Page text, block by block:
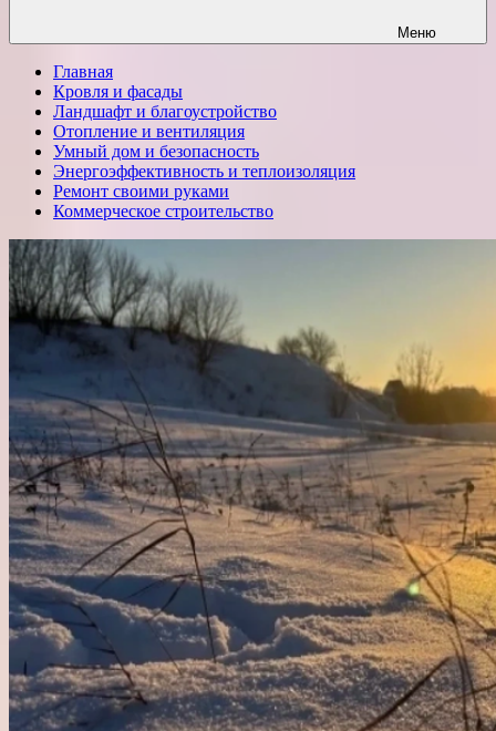
Меню
Главная
Кровля и фасады
Ландшафт и благоустройство
Отопление и вентиляция
Умный дом и безопасность
Энергоэффективность и теплоизоляция
Ремонт своими руками
Коммерческое строительство